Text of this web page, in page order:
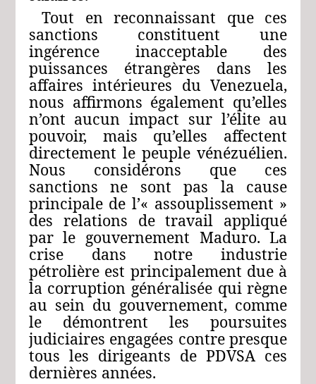
Tout en reconnaissant que ces
sanctions constituent une
ingérence inacceptable des
puissances étrangères dans les
affaires intérieures du Venezuela,
nous affirmons également qu’elles
n’ont aucun impact sur l’élite au
pouvoir, mais qu’elles affectent
directement le peuple vénézuélien.
Nous considérons que ces
sanctions ne sont pas la cause
principale de l’« assouplissement »
des relations de travail appliqué
par le gouvernement Maduro. La
crise dans notre industrie
pétrolière est principalement due à
la corruption généralisée qui règne
au sein du gouvernement, comme
le démontrent les poursuites
judiciaires engagées contre presque
tous les dirigeants de PDVSA ces
dernières années.